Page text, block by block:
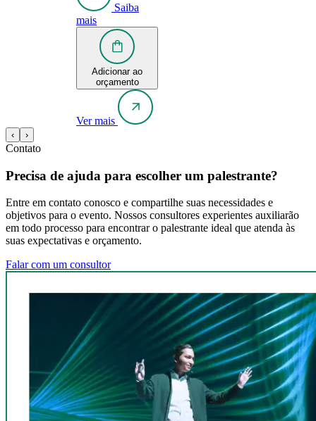
Saiba
mais
Adicionar ao
orçamento
Ver mais
‹ ›
Contato
Precisa de ajuda para escolher um palestrante?
Entre em contato conosco e compartilhe suas necessidades e
objetivos para o evento. Nossos consultores experientes auxiliarão
em todo processo para encontrar o palestrante ideal que atenda às
suas expectativas e orçamento.
Falar com um consultor